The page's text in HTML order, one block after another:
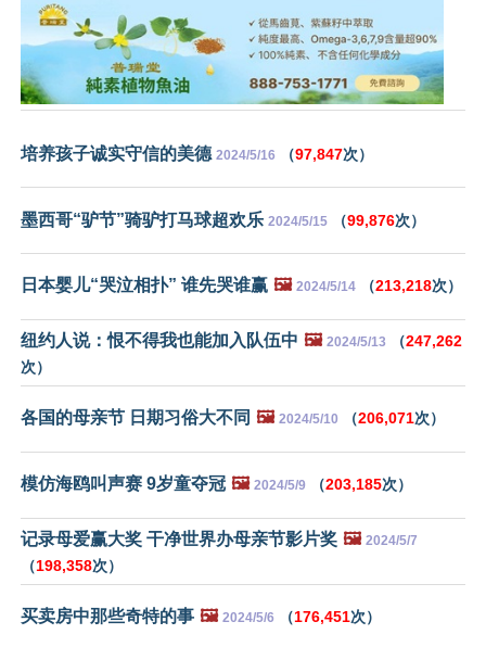
培养孩子诚实守信的美德 2024/5/16 （97,847次）
墨西哥“驴节”骑驴打马球超欢乐 2024/5/15 （99,876次）
日本婴儿“哭泣相扑” 谁先哭谁赢 🖼️ 2024/5/14 （213,218次）
纽约人说：恨不得我也能加入队伍中 🖼️ 2024/5/13 （247,262
次）
各国的母亲节 日期习俗大不同 🖼️ 2024/5/10 （206,071次）
模仿海鸥叫声赛 9岁童夺冠 🖼️ 2024/5/9 （203,185次）
记录母爱赢大奖 干净世界办母亲节影片奖 🖼️ 2024/5/7
（198,358次）
买卖房中那些奇特的事 🖼️ 2024/5/6 （176,451次）